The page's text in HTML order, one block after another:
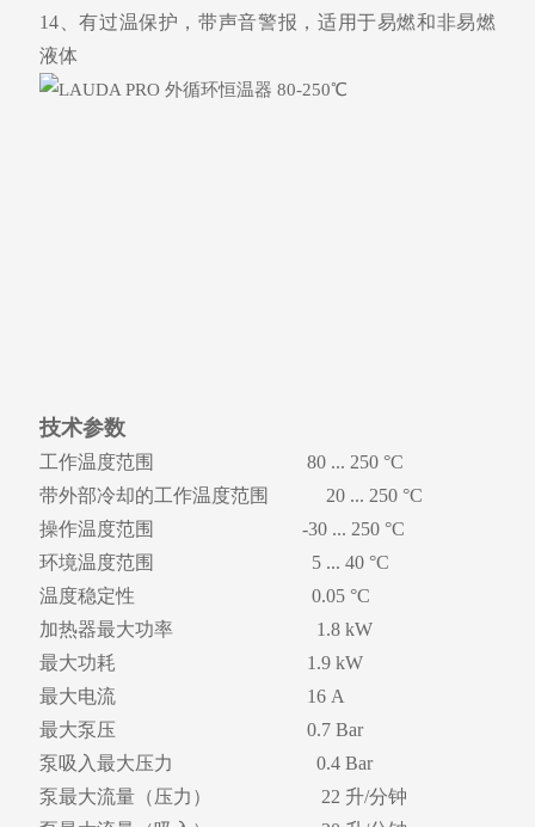
14、有过温保护，带声音警报，适用于易燃和非易燃
液体
技术参数
工作温度范围 80 ... 250 °C
带外部冷却的工作温度范围 20 ... 250 °C
操作温度范围 -30 ... 250 °C
环境温度范围 5 ... 40 °C
温度稳定性 0.05 °C
加热器最大功率 1.8 kW
最大功耗 1.9 kW
最大电流 16 A
最大泵压 0.7 Bar
泵吸入最大压力 0.4 Bar
泵最大流量（压力） 22 升/分钟